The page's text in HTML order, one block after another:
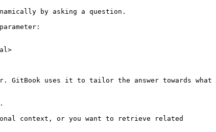
by asking a question.
GitBook uses it to tailor the answer towards what
context, or you want to retrieve related